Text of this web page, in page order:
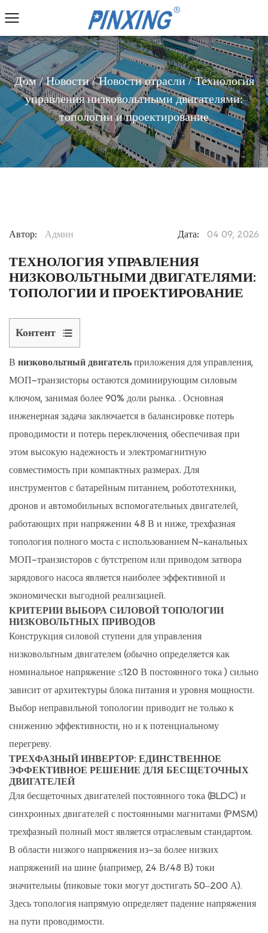
Дом/Новости/Новости отрасли/Технология
управления низковольтными двигателями:
топологии и проектирование
Автор: Админ Дата: 04 09, 2026
ТЕХНОЛОГИЯ УПРАВЛЕНИЯ
НИЗКОВОЛЬТНЫМИ ДВИГАТЕЛЯМИ:
ТОПОЛОГИИ И ПРОЕКТИРОВАНИЕ
Контент
1
Критерии
выбора
силовой
топологии
Трехфазный
инвертор:
единственное
эффективное
решение
для
бесщеточных
1.2
Привод
H-
Bridge:
прецизионное
управление
однофазных
двигателей
2
Подводные
камни
параметров
MOSFET:
почему
В низковольтный двигатель приложения для управления,
МОП-транзисторы остаются доминирующим силовым
ключом, занимая более 90% доли рынка. . Основная
инженерная задача заключается в балансировке потерь
проводимости и потерь переключения, обеспечивая при
этом высокую надежность и электромагнитную
совместимость при компактных размерах. Для
инструментов с батарейным питанием, робототехники,
дронов и автомобильных вспомогательных двигателей,
работающих при напряжении 48 В и ниже, трехфазная
топология полного моста с использованием N-канальных
МОП-транзисторов с бутстрепом или приводом затвора
зарядового насоса является наиболее эффективной и
экономически выгодной реализацией.
КРИТЕРИИ ВЫБОРА СИЛОВОЙ ТОПОЛОГИИ
НИЗКОВОЛЬТНЫХ ПРИВОДОВ
Конструкция силовой ступени для управления
низковольтным двигателем (обычно определяется как
номинальное напряжение ≤120 В постоянного тока ) сильно
зависит от архитектуры блока питания и уровня мощности.
Выбор неправильной топологии приводит не только к
снижению эффективности, но и к потенциальному
перегреву.
ТРЕХФАЗНЫЙ ИНВЕРТОР: ЕДИНСТВЕННОЕ
ЭФФЕКТИВНОЕ РЕШЕНИЕ ДЛЯ БЕСЩЕТОЧНЫХ
ДВИГАТЕЛЕЙ
Для бесщеточных двигателей постоянного тока (BLDC) и
синхронных двигателей с постоянными магнитами (PMSM)
трехфазный полный мост является отраслевым стандартом.
В области низкого напряжения из-за более низких
напряжений на шине (например, 24 В/48 В) токи
значительны (пиковые токи могут достигать 50–200 А).
Здесь топология напрямую определяет падение напряжения
на пути проводимости.